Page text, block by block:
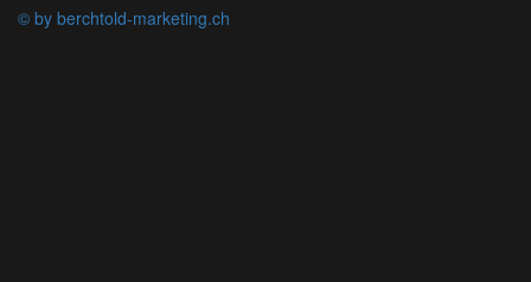
© by berchtold-marketing.ch